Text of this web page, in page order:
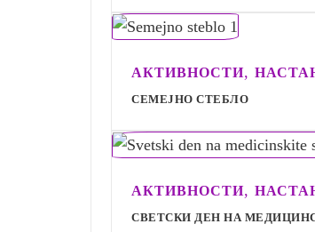
АКТИВНОСТИ,
СЕМЕЈНО СТЕБЛО
АКТИВНОСТИ,
СВЕТСКИ ДЕН НА